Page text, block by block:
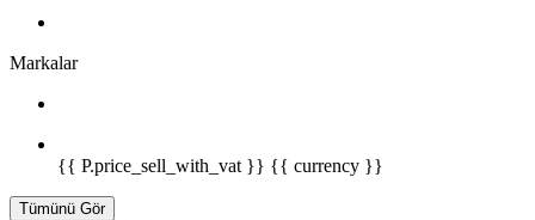
Markalar
{{ P.price_sell_with_vat }} {{ currency }}
Tümünü Gör